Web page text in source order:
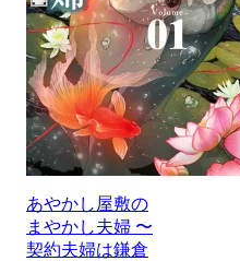
あやかし屋敷の
まやかし夫婦 〜
契約夫婦は鎌倉